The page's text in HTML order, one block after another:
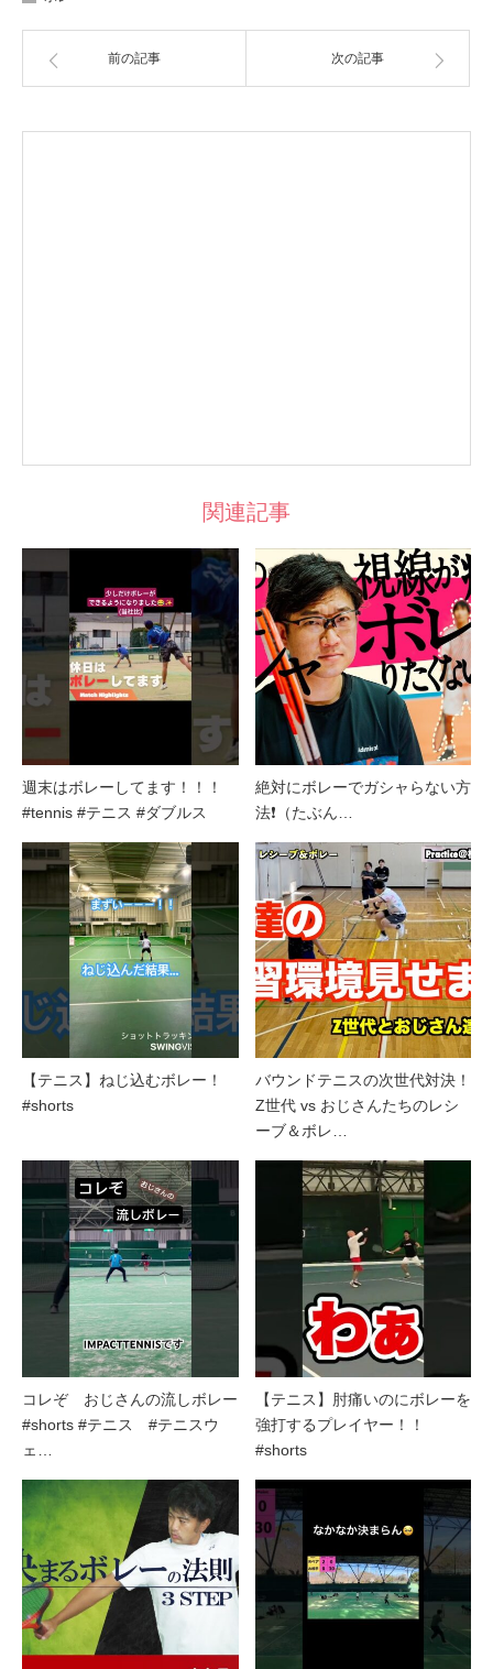
前の記事 次の記事
関連記事
週末はボレーしてます！！！
#tennis #テニス #ダブルス
絶対にボレーでガシャらない方
法❗️（たぶん…
【テニス】ねじ込むボレー！
#shorts
バウンドテニスの次世代対決！
Z世代 vs おじさんたちのレシ
ーブ＆ボレ…
コレぞ おじさんの流しボレー
#shorts #テニス #テニスウ
ェ…
【テニス】肘痛いのにボレーを
強打するプレイヤー！！
#shorts